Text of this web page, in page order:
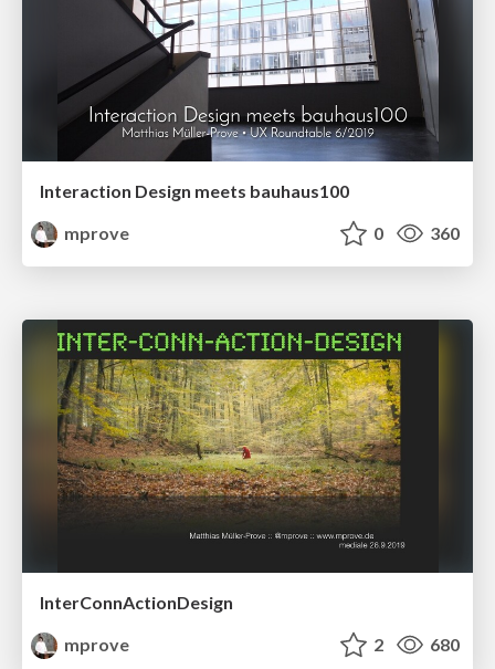
Interaction Design meets bauhaus100
mprove
0 360
InterConnActionDesign
mprove
2 680